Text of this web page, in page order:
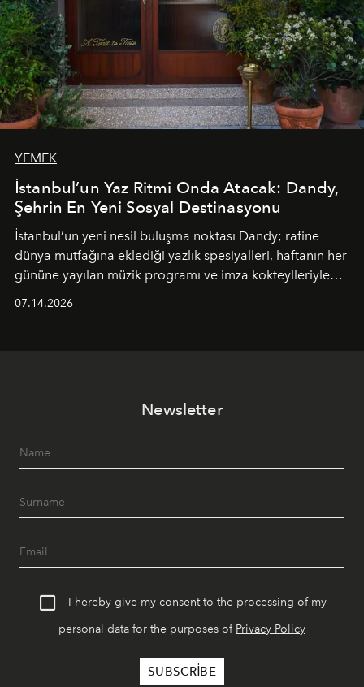
YEMEK
İstanbul’un Yaz Ritmi Onda Atacak: Dandy,
Şehrin En Yeni Sosyal Destinasyonu
İstanbul’un yeni nesil buluşma noktası Dandy; rafine
dünya mutfağına eklediği yazlık spesiyalleri, haftanın her
gününe yayılan müzik programı ve imza kokteylleriyle
07.14.2026
Newsletter
I hereby give my consent to the processing of my
personal data for the purposes of Privacy Policy